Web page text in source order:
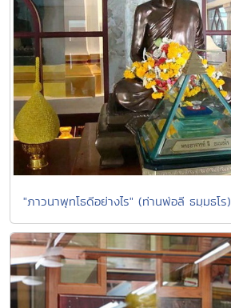
"ภาวนาพุทโธดีอย่างไร" (ท่านพ่อลี ธมฺมธโร)